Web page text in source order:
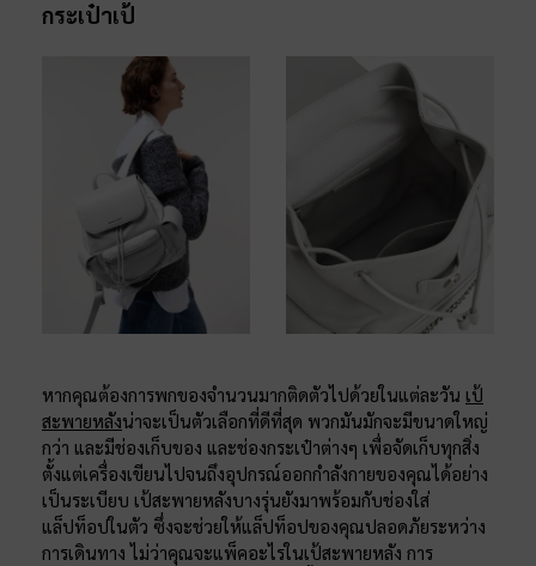
กระเป๋าเป้
หากคุณต้องการพกของจำนวนมากติดตัวไปด้วยในแต่ละวัน เป้
สะพายหลังน่าจะเป็นตัวเลือกที่ดีที่สุด พวกมันมักจะมีขนาดใหญ่
กว่า และมีช่องเก็บของ และช่องกระเป๋าต่างๆ เพื่อจัดเก็บทุกสิ่ง
ตั้งแต่เครื่องเขียนไปจนถึงอุปกรณ์ออกกำลังกายของคุณได้อย่าง
เป็นระเบียบ เป้สะพายหลังบางรุ่นยังมาพร้อมกับช่องใส่
แล็ปท็อปในตัว ซึ่งจะช่วยให้แล็ปท็อปของคุณปลอดภัยระหว่าง
การเดินทาง ไม่ว่าคุณจะแพ็คอะไรในเป้สะพายหลัง การ